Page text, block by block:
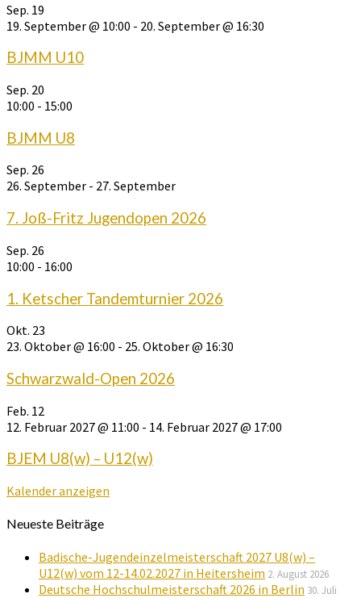
Sep. 19
19. September @ 10:00 - 20. September @ 16:30
BJMM U10
Sep. 20
10:00 - 15:00
BJMM U8
Sep. 26
26. September - 27. September
7. Joß-Fritz Jugendopen 2026
Sep. 26
10:00 - 16:00
1. Ketscher Tandemturnier 2026
Okt. 23
23. Oktober @ 16:00 - 25. Oktober @ 16:30
Schwarzwald-Open 2026
Feb. 12
12. Februar 2027 @ 11:00 - 14. Februar 2027 @ 17:00
BJEM U8(w) – U12(w)
Kalender anzeigen
Neueste Beiträge
Badische-Jugendeinzelmeisterschaft 2027 U8(w) –
U12(w) vom 12-14.02.2027 in Heitersheim 2. August 2026
Deutsche Hochschulmeisterschaft 2026 in Berlin 30. Juli